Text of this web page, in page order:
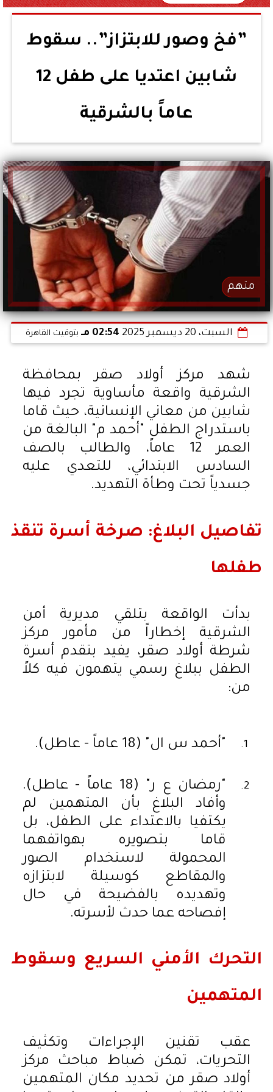
”فخ وصور للابتزاز”.. سقوط
شابين اعتديا على طفل 12
عاماً بالشرقية
متهم
السبت، 20 ديسمبر 2025 02:54 مـ بتوقيت القاهرة
شهد مركز أولاد صقر بمحافظة
الشرقية واقعة مأساوية تجرد فيها
شابين من معاني الإنسانية، حيث قاما
باستدراج الطفل "أحمد م" البالغة من
العمر 12 عاماً، والطالب بالصف
السادس الابتدائي، للتعدي عليه
جسدياً تحت وطأة التهديد.
تفاصيل البلاغ: صرخة أسرة تنقذ
طفلها
بدأت الواقعة بتلقي مديرية أمن
الشرقية إخطاراً من مأمور مركز
شرطة أولاد صقر، يفيد بتقدم أسرة
الطفل ببلاغ رسمي يتهمون فيه كلاً
من:
"أحمد س ال" (18 عاماً - عاطل).
"رمضان ع ر" (18 عاماً - عاطل).
وأفاد البلاغ بأن المتهمين لم
يكتفيا بالاعتداء على الطفل، بل
قاما بتصويره بهواتفهما
المحمولة لاستخدام الصور
والمقاطع كوسيلة لابتزازه
وتهديده بالفضيحة في حال
إفصاحه عما حدث لأسرته.
التحرك الأمني السريع وسقوط
المتهمين
عقب تقنين الإجراءات وتكثيف
التحريات، تمكن ضباط مباحث مركز
أولاد صقر من تحديد مكان المتهمين